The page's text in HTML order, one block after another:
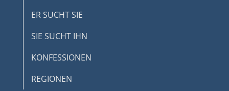
ER SUCHT SIE
SIE SUCHT IHN
KONFESSIONEN
REGIONEN